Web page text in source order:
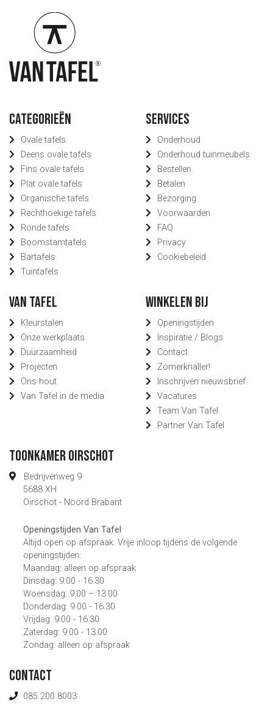
Categorieën
Ovale tafels
Deens ovale tafels
Fins ovale tafels
Plat ovale tafels
Organische tafels
Rechthoekige tafels
Ronde tafels
Boomstamtafels
Bartafels
Tuintafels
Services
Onderhoud
Onderhoud tuinmeubels
Bestellen
Betalen
Bezorging
Voorwaarden
FAQ
Privacy
Cookiebeleid
Van Tafel
Kleurstalen
Onze werkplaats
Duurzaamheid
Projecten
Ons hout
Van Tafel in de media
Winkelen bij
Openingstijden
Inspiratie / Blogs
Contact
Zomerknaller!
Inschrijven nieuwsbrief
Vacatures
Team Van Tafel
Partner Van Tafel
Toonkamer Oirschot
Bedrijvenweg 9
5688 XH
Oirschot - Noord Brabant
Openingstijden Van Tafel
Altijd open op afspraak. Vrije inloop tijdens de volgende
openingstijden:
Maandag: alleen op afspraak
Dinsdag: 9.00 - 16.30
Woensdag: 9.00 – 13.00
Donderdag: 9.00 - 16.30
Vrijdag: 9.00 - 16.30
Zaterdag: 9.00 - 13.00
Zondag: alleen op afspraak
Contact
085 200 8003